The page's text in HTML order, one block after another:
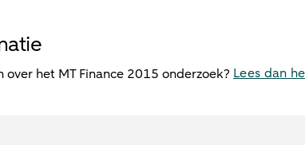
het MT Finance 2015 onderzoek? Lees dan